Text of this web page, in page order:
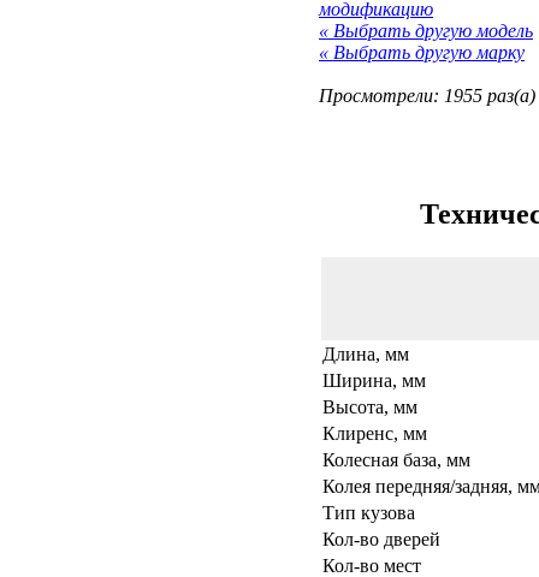
модификацию
« Выбрать другую модель
« Выбрать другую марку
Просмотрели: 1955 раз(а)
Длина, мм
Ширина, мм
Высота, мм
Клиренс, мм
Колесная база, мм
Колея передняя/задняя,
Тип кузова
Кол-во дверей
Кол-во мест